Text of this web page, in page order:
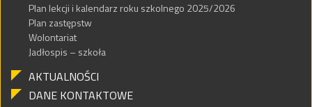
Plan lekcji i kalendarz roku szkolnego 2025/2026
Plan zastępstw
Wolontariat
Jadłospis – szkoła
AKTUALNOŚCI
DANE KONTAKTOWE